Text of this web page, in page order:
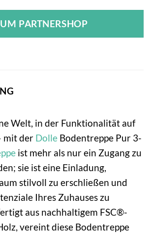
PARTNERSHOP
Welt, in der Funktionalität auf
mit der Dolle Bodentreppe Pur 3-
ist mehr als nur ein Zugang zu
sie ist eine Einladung,
stilvoll zu erschließen und
Ihres Zuhauses zu
aus nachhaltigem FSC®-
vereint diese Bodentreppe